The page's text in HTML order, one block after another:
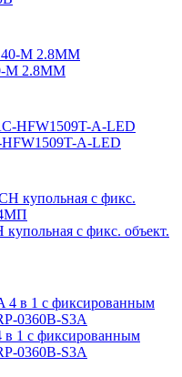
M 2.8MM
A-LED
с фикс. объект.
в 1 с фиксированным
0360B-S3A